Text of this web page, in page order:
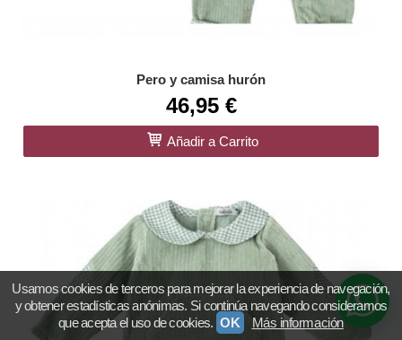
Pero y camisa hurón
46,95 €
Añadir a Carrito
Usamos cookies de terceros para mejorar la experiencia de navegación,
y obtener estadísticas anónimas. Si continúa navegando consideramos
que acepta el uso de cookies. OK Más información